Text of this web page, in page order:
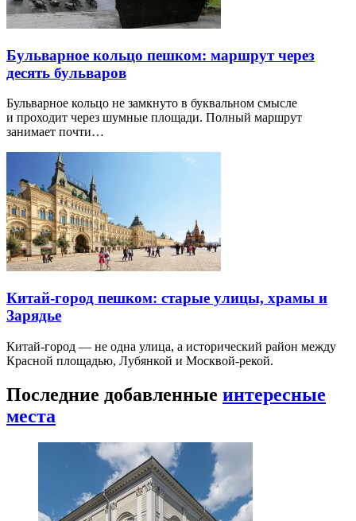
Бульварное кольцо пешком: маршрут через
десять бульваров
Бульварное кольцо не замкнуто в буквальном смысле
и проходит через шумные площади. Полный маршрут
занимает почти…
Китай-город пешком: старые улицы, храмы и
Зарядье
Китай-город — не одна улица, а исторический район между
Красной площадью, Лубянкой и Москвой-рекой.
Последние добавленные интересные
места